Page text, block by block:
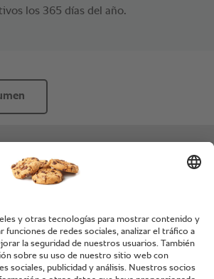
los 365 días del año.